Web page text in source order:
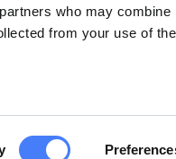
who may combine
from your use of
parte de Breakwater
con más de 100 años
de la ingeniería, el
2026